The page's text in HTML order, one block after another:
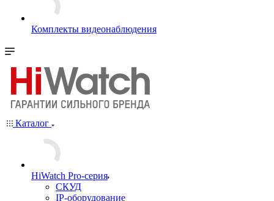
Комплекты видеонаблюдения
Каталог
HiWatch Pro-серия
CКУД
IP-оборудование